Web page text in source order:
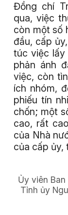
Đồng chí
qua, việc
còn một số
đầu, cấp
túc việc lấy
phản ánh
việc, còn
ích nhóm,
phiếu tín
chốn; một
cao, rất
của Nhà
của cấp ủy,
Ủy viên
Tỉnh ủy